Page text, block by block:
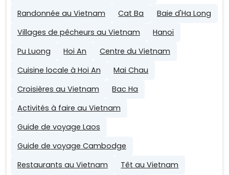
Randonnée au Vietnam
Cat Ba
Baie d'Ha Long
Villages de pêcheurs au Vietnam
Hanoï
Pu Luong
Hoi An
Centre du Vietnam
Cuisine locale à Hoi An
Mai Chau
Croisières au Vietnam
Bac Ha
Activités à faire au Vietnam
Guide de voyage Laos
Guide de voyage Cambodge
Restaurants au Vietnam
Têt au Vietnam